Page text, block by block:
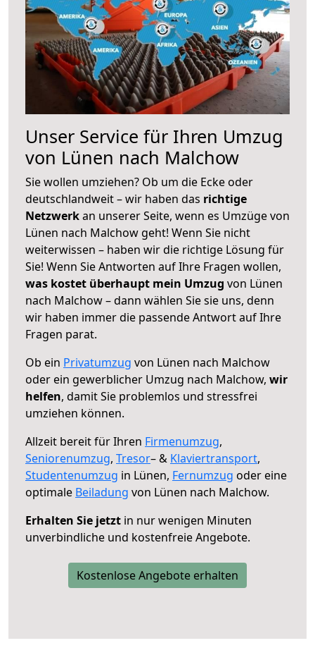
Unser Service für Ihren Umzug
von Lünen nach Malchow
Sie wollen umziehen? Ob um die Ecke oder
deutschlandweit – wir haben das richtige
Netzwerkan unserer Seite, wenn es Umzüge von
Lünen nach Malchow geht! Wenn Sie nicht
weiterwissen – haben wir die richtige Lösung für
Sie! Wenn Sie Antworten auf Ihre Fragen wollen,
was kostet überhaupt mein Umzug von Lünen
nach Malchow – dann wählen Sie sie uns, denn
wir haben immer die passende Antwort auf Ihre
Fragen parat.
Ob ein Privatumzug von Lünen nach Malchow
oder ein gewerblicher Umzug nach Malchow, wir
helfen, damit Sie problemlos und stressfrei
umziehen können.
Allzeit bereit für Ihren Firmenumzug,
Seniorenumzug, Tresor– & Klaviertransport,
Studentenumzug in Lünen, Fernumzug oder eine
optimale Beiladung von Lünen nach Malchow.
Erhalten Sie jetzt in nur wenigen Minuten
unverbindliche und kostenfreie Angebote.
Kostenlose Angebote erhalten